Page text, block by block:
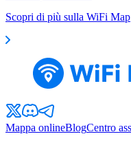
Scopri di più sulla WiFi Map
Mappa onlineBlogCentro